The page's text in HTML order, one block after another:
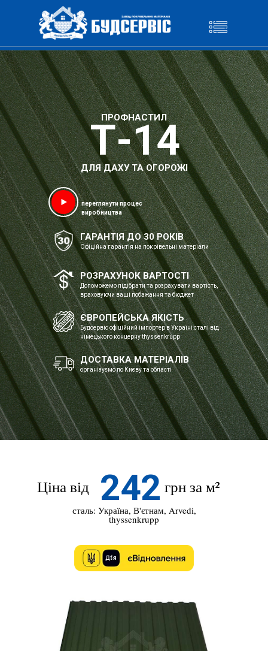
Т-14
ПРОФНАСТИЛ
переглянути процес
виробництва
ДЛЯ ДАХУ ТА ОГОРОЖІ
ГАРАНТІЯ ДО 30 РОКІВ
Офіційна гарантія на покрівельні матеріали
Допоможемо підібрати та розрахувати вартість,
враховуючи ваші побажання та бюджет
РОЗРАХУНОК ВАРТОСТІ
ДОСТАВКА МАТЕРІАЛІВ
організуємо по Києву та області
ЄВРОПЕЙСЬКА ЯКІСТЬ
Будсервіс офіційний імпортер в Україні сталі від
німецького концерну thyssenkrupp
Ціна від
сталь: Україна, В'єтнам, Arvedi,
thyssenkrupp
242 грн за м²
Ціна:від215грн за м²